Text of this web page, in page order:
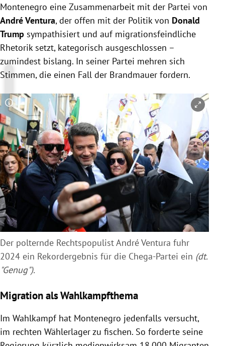
Montenegro eine Zusammenarbeit mit der Partei von
André Ventura, der offen mit der Politik von Donald
Trump sympathisiert und auf migrationsfeindliche
Rhetorik setzt, kategorisch ausgeschlossen –
zumindest bislang. In seiner Partei mehren sich
Stimmen, die einen Fall der Brandmauer fordern.
Copyright-Hinweis öffnen/schließen
Der polternde RechtspopulistAndré Ventura fuhr
2024 ein Rekordergebnis für die Chega-Partei ein (dt.
"Genug").
Migration als Wahlkampfthema
Im Wahlkampf hat Montenegro jedenfalls versucht,
im rechten Wählerlager zu fischen. So forderte seine